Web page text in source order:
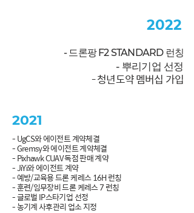
2022
- 드론팡 F2 STANDARD 런칭
- 뿌리기업 선​정
- 청년도약 멤버십 가입
2021
- UgCS와 에이전트 계약체결
- Gremsy와 에이전트 계약체결
- Pixhawk CUAV 독점 판매 계약
- JiYi와 에이전트 계약
- 예방/교육용 드론 케레스 16H 런칭
- 훈련/임무장비 드론 케레스 7 런칭
- 글로벌 IP스타기업 선정
- 농기계 사후관리 업소 지정